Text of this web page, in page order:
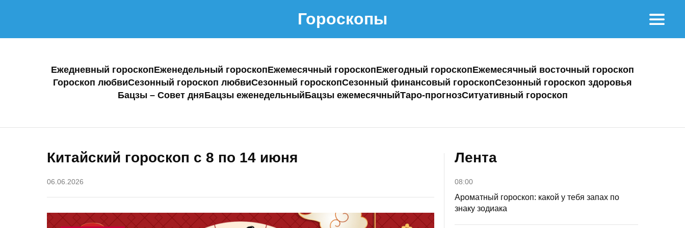
Гороскопы
Ежедневный гороскопЕженедельный гороскопЕжемесячный гороскопЕжегодный гороскопЕжемесячный восточный гороскоп
Гороскоп любвиСезонный гороскоп любвиСезонный гороскопСезонный финансовый гороскопСезонный гороскоп здоровья
Бацзы – Совет дняБацзы еженедельныйБацзы ежемесячныйТаро-прогнозСитуативный гороскоп
Китайский гороскоп с 8 по 14 июня
06.06.2026
Лента
08:00
Ароматный гороскоп: какой у тебя запах по
знаку зодиака